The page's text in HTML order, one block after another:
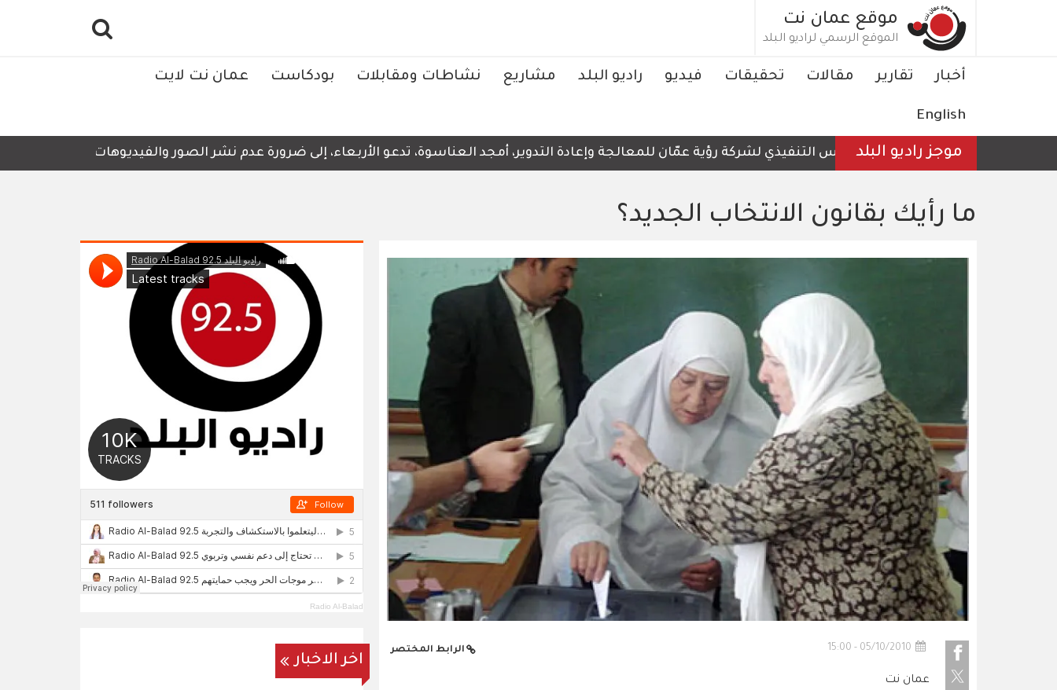
موقع عمان نت
الموقع الرسمي لراديو البلد
Main
أخبار تقارير مقالات تحقيقات فيديو راديو البلد مشاريع نشاطات ومقابلات بودكاست عمان نت لايت
English
موجز راديو البلدالرئيس التنفيذي لشركة رؤية عمّان للمعالجة وإعادة التدوير، أمجد العناسوة، تدعو الأربعاء، إلى ضرورة عدم نشر الصور والفيديوهات التي لا تحتوي على
ما رأيك بقانون الانتخاب الجديد؟
05/10/2010 - 15:00 الرابط المختصر
عمان نت
Radio Al-Balad
اخر الاخبار